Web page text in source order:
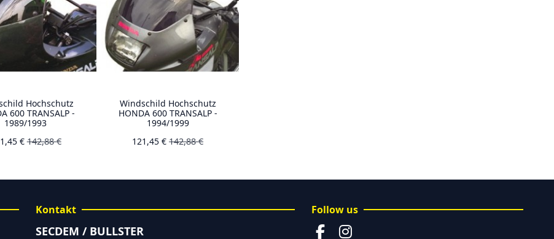
Hochschutz
600 TRANSALP -
1989/1993
€142,88 €
Windschild Hochschutz
HONDA 600 TRANSALP -
1994/1999
121,45 €142,88 €
Kontakt
SECDEM / BULLSTER
Follow us